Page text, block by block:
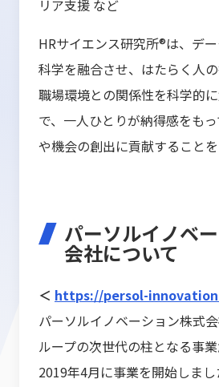
リア支援 など
HRサイエンス研究所®は、デ
科学を融合させ、はたらく人の
職場環境との関係性を科学的
で、一人ひとりが納得感をも
や機会の創出に貢献することを
パーソルイノベ
会社について
＜ https://persol-
パーソルイノベーション株式
ループの次世代の柱となる事業
2019年4月に事業を開始しま